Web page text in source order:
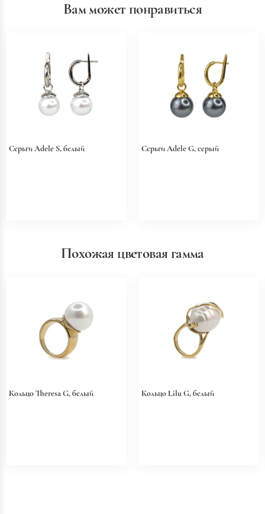
Вам может понравиться
Серьги Adele S, белый Серьги Adele G, серый
Похожая цветовая гамма
Кольцо Theresa G, белый Кольцо Lilu G, белый